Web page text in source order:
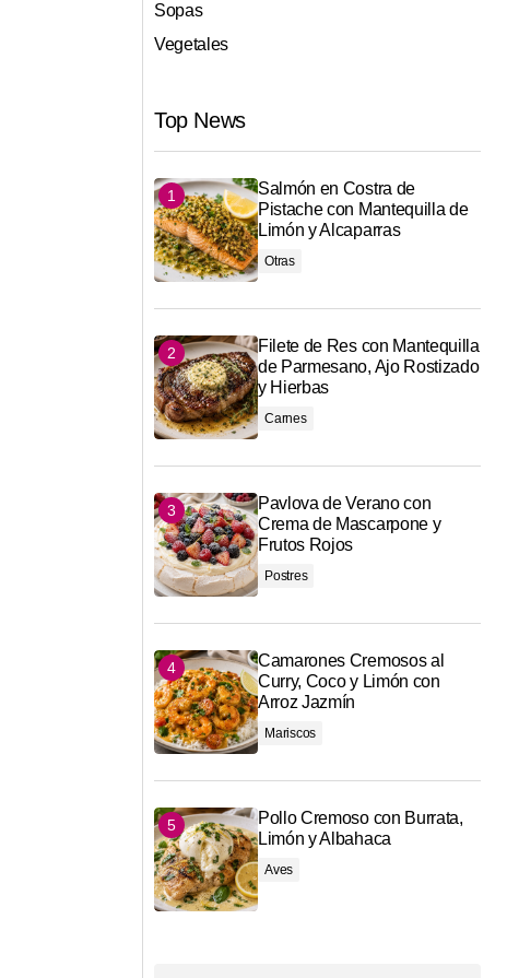
Sopas
Vegetales
Top News
Salmón en Costra de
Pistache con Mantequilla de
Limón y Alcaparras
Otras
Filete de Res con Mantequilla
de Parmesano, Ajo Rostizado
y Hierbas
Carnes
Pavlova de Verano con
Crema de Mascarpone y
Frutos Rojos
Postres
Camarones Cremosos al
Curry, Coco y Limón con
Arroz Jazmín
Mariscos
Pollo Cremoso con Burrata,
Limón y Albahaca
Aves